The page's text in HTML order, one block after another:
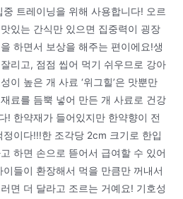
트레이닝을 위해 사용합니다! 오르
있는 간식만 있으면 집중력이 굉장
하면서 보상을 해주는 편이에요!생
리고, 점점 씹어 먹기 쉬우므로 강아
이 높은 개 사료 ‘위그힐’은 맛뿐만
료를 듬뿍 넣어 만든 개 사료로 건강
! 한약재가 들어있지만 한약향이 전
이다!!!한 조각당 2cm 크기로 한입
하면 손으로 뜯어서 급여할 수 있어
들이 환장해서 먹을 만큼만 꺼내서
면 더 달라고 조르는 거예요! 기호성